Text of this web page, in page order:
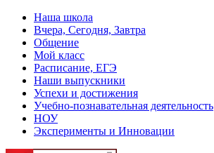
Наша школа
Вчера, Сегодня, Завтра
Общение
Мой класс
Расписание, ЕГЭ
Наши выпускники
Успехи и достижения
Учебно-познавательная деятельность
НОУ
Эксперименты и Инновации